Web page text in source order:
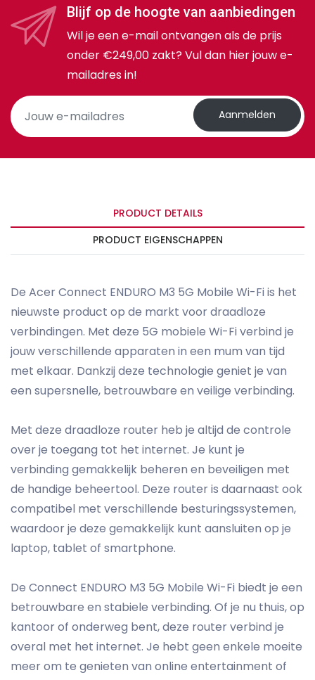
Blijf op de hoogte van aanbiedingen
Wil je een e-mail ontvangen als de prijs
onder €249,00 zakt? Vul dan hier jouw e-
mailadres in!
Aanmelden
PRODUCT DETAILS
PRODUCT EIGENSCHAPPEN
De Acer Connect ENDURO M3 5G Mobile Wi-Fi is het
nieuwste product op de markt voor draadloze
verbindingen. Met deze 5G mobiele Wi-Fi verbind je
jouw verschillende apparaten in een mum van tijd
met elkaar. Dankzij deze technologie geniet je van
een supersnelle, betrouwbare en veilige verbinding.
Met deze draadloze router heb je altijd de controle
over je toegang tot het internet. Je kunt je
verbinding gemakkelijk beheren en beveiligen met
de handige beheertool. Deze router is daarnaast ook
compatibel met verschillende besturingssystemen,
waardoor je deze gemakkelijk kunt aansluiten op je
laptop, tablet of smartphone.
De Connect ENDURO M3 5G Mobile Wi-Fi biedt je een
betrouwbare en stabiele verbinding. Of je nu thuis, op
kantoor of onderweg bent, deze router verbind je
overal met het internet. Je hebt geen enkele moeite
meer om te genieten van online entertainment of